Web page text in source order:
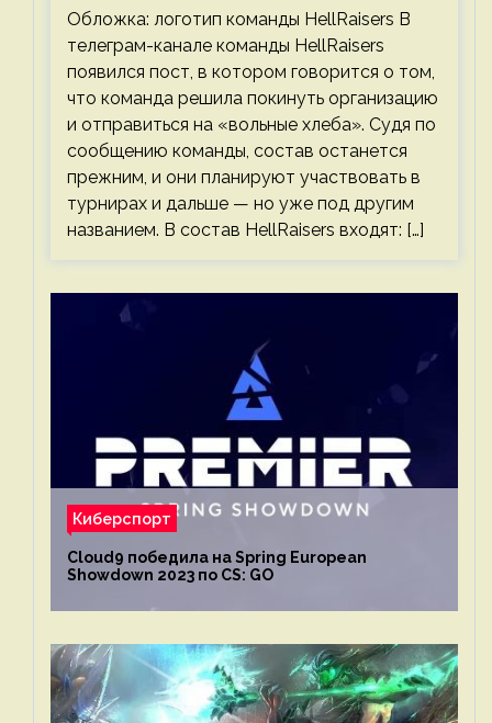
Обложка: логотип команды HellRaisers В
телеграм-канале команды HellRaisers
появился пост, в котором говорится о том,
что команда решила покинуть организацию
и отправиться на «вольные хлеба». Судя по
сообщению команды, состав останется
прежним, и они планируют участвовать в
турнирах и дальше — но уже под другим
названием. В состав HellRaisers входят: […]
Киберспорт
Cloud9 победила на Spring European
Showdown 2023 по CS: GO